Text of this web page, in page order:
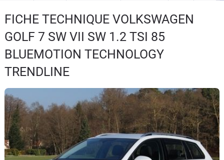
Essais
Guide
d'achat
Electriques
Utilitaires
Flottes
Auto
FICHE TECHNIQUE VOLKSWAGEN
GOLF 7 SW VII SW 1.2 TSI 85
BLUEMOTION TECHNOLOGY
TRENDLINE